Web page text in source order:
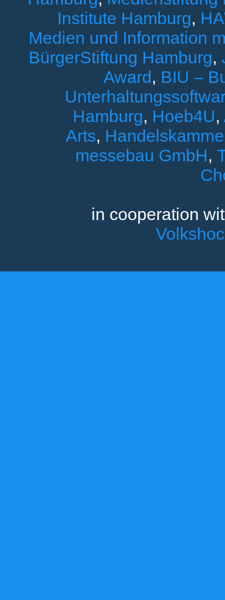
Institute Hamburg,
Medien und Information
BürgerStiftung Hamburg,
Award , BIU –
Hamburg, Hoeb4U,
Arts,
messebau GmbH,
in cooperation